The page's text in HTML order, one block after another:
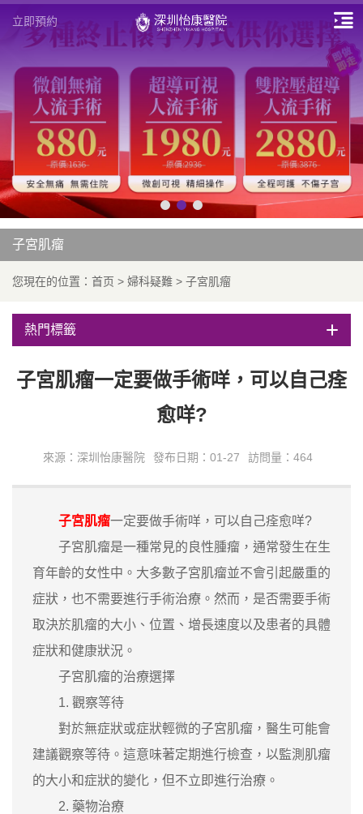
立即預約
子宮肌瘤
您現在的位置： 首页 > 婦科疑難 > 子宮肌瘤
熱門標籤
子宮肌瘤一定要做手術咩，可以自己痊
愈咩?
來源：深圳怡康醫院 發布日期：01-27 訪問量：464
子宮肌瘤一定要做手術咩，可以自己痊愈咩?
子宮肌瘤是一種常見的良性腫瘤，通常發生在生
育年齡的女性中。大多數子宮肌瘤並不會引起嚴重的
症狀，也不需要進行手術治療。然而，是否需要手術
取決於肌瘤的大小、位置、增長速度以及患者的具體
症狀和健康狀況。
子宮肌瘤的治療選擇
1. 觀察等待
對於無症狀或症狀輕微的子宮肌瘤，醫生可能會
建議觀察等待。這意味著定期進行檢查，以監測肌瘤
的大小和症狀的變化，但不立即進行治療。
2. 藥物治療